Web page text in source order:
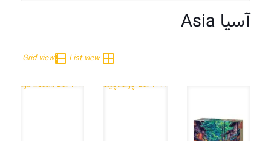
آسیا Asia
Grid view List view